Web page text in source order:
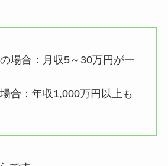
場合：月収5～30万円が一
合：年収1,000万円以上も